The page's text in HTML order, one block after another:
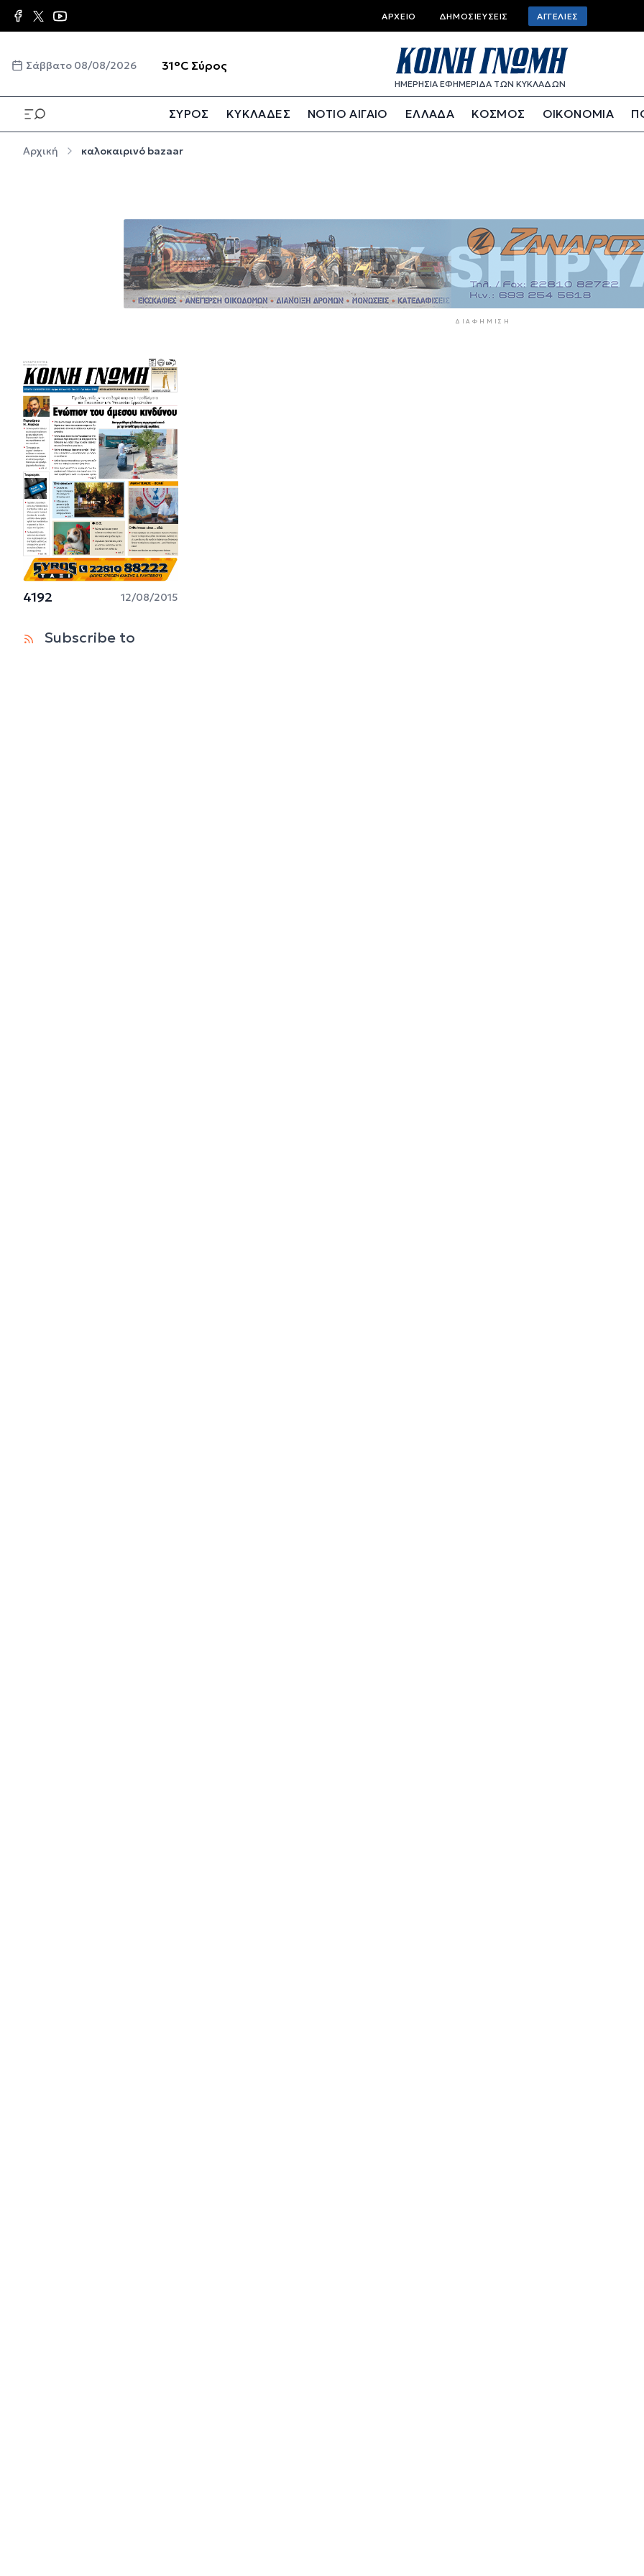
Παράκαμψη προς το κυρίως περιεχόμενο Top bar menu
ΑΡΧΕΊΟ ΔΗΜΟΣΙΕΎΣΕΙΣ ΑΓΓΕΛΊΕΣ
Σάββατο 08/08/2026 31°C Σύρος
ΗΜΕΡΗΣΙΑ ΕΦΗΜΕΡΙΔΑ ΤΩΝ ΚΥΚΛΑΔΩΝ
ΣΥΡΟΣ ΚΥΚΛΑΔΕΣ ΝΟΤΙΟ ΑΙΓΑΙΟ ΕΛΛΑΔΑ ΚΟΣΜΟΣ ΟΙΚΟΝΟΜΙΑ
Αρχική καλοκαιρινό bazaar
ΔΙΑΦΉΜΙΣΗ
4192 12/08/2015
Subscribe to